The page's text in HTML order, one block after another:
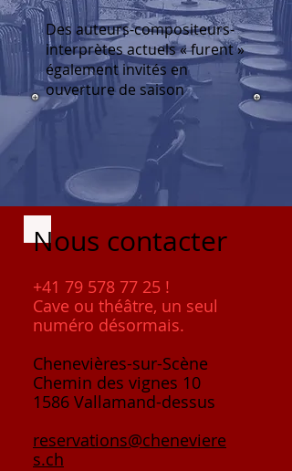
Des auteurs-compositeurs-
interprètes actuels « furent »
également invités en
ouverture de saison
Nous contacter
+41 79 578 77 25 !
Cave ou théâtre, un seul
numéro désormais.
Chenevières-sur-Scène
Chemin des vignes 10
1586 Vallamand-dessus
reservations@cheneviere
s.ch